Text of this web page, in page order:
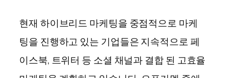
현재 하이브리드 마케팅을 중점적으로 마케
팅을 진행하고 있는 기업들은 지속적으로 페
이스북, 트위터 등 소셜 채널과 결합 된 고효율